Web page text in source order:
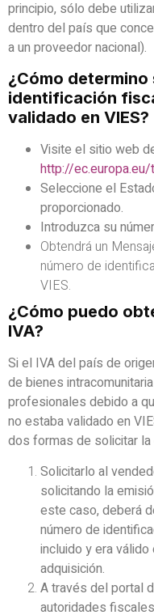
principio, sólo debe
dentro del país que
a un proveedor nacional).
¿Cómo determino
identificación
validado en VIES?
Visite el sitio web
http://
Seleccione el
proporcionado.
Introduzca su
Obtendrá un
número de
VIES.
¿Cómo puedo
IVA?
Si el IVA del país de
de bienes
profesionales debido a
no estaba validado en
dos formas de solicitar la
Solicitarlo al
solicitando la
este caso, deberá
número de
incluido y era
adquisición.
A través del portal
autoridades